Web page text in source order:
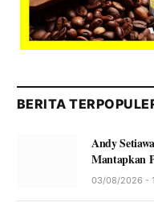
BERITA
Andy
Mantapkan
03/08/2026 -